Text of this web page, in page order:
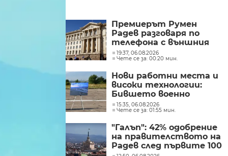
Премиерът Румен
Радев разговаря по
телефона с външния
министър на
Великобритания Ед
Милибанд
19:37, 06.08.2026
Чете се за: 00:20 мин.
Нови работни места и
високи технологии:
Бившето военно
летище в Доброславци
се превръща в голям
космически център
15:35, 06.08.2026
Чете се за: 01:55 мин.
"Галъп": 42% одобрение
на правителството на
Радев след първите 100